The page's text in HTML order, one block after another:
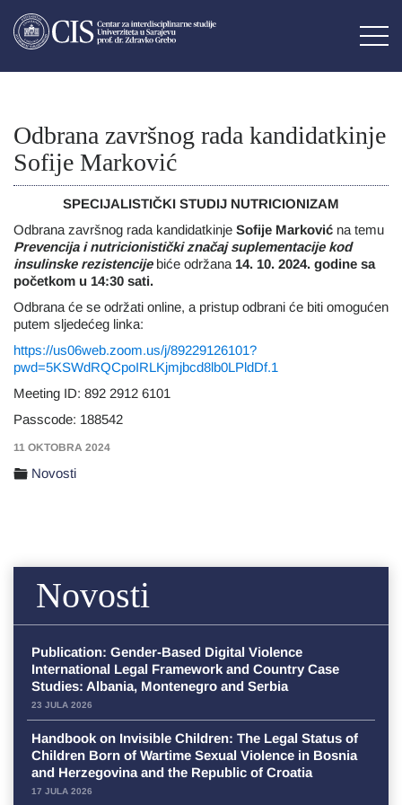
Odbrana završnog rada kandidatkinje
Sofije Marković
SPECIJALISTIČKI STUDIJ NUTRICIONIZAM
Odbrana završnog rada kandidatkinje Sofije Marković na temu
Prevencija i nutricionistički značaj suplementacije kod
insulinske rezistencijebiće održana 14. 10. 2024. godine sa
početkom u 14:30 sati.
Odbrana će se održati online, a pristup odbrani će biti omogućen
putem sljedećeg linka:
https://us06web.zoom.us/j/89229126101?
pwd=5KSWdRQCpoIRLKjmjbcd8lb0LPldDf.1
Meeting ID: 892 2912 6101
Passcode: 188542
11 OKTOBRA 2024
Novosti
Novosti
Publication: Gender-Based Digital Violence
International Legal Framework and Country Case
Studies: Albania, Montenegro and Serbia
23 JULA 2026
Handbook on Invisible Children: The Legal Status of
Children Born of Wartime Sexual Violence in Bosnia
and Herzegovina and the Republic of Croatia
17 JULA 2026